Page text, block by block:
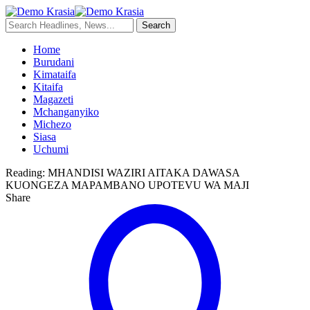
Home
Burudani
Kimataifa
Kitaifa
Magazeti
Mchanganyiko
Michezo
Siasa
Uchumi
Reading: MHANDISI WAZIRI AITAKA DAWASA
KUONGEZA MAPAMBANO UPOTEVU WA MAJI
Share